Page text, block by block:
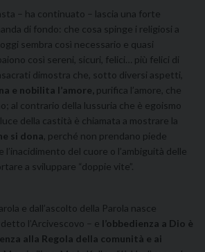
– ha continuato – lascia una forte
di fondo: che cosa spinge i religiosi a
sembra così necessario e quasi
così sereni, sicuri, felici… più felici di
dimostra che, sotto diversi aspetti,
e nobilita l’amore, purifica l’amore, che
al contrario della lussuria che è egoismo
della castità è chiamata a mostrare la
si dona , perché non prendano piede
del cuore o l’ambiguità delle
a sviluppare “doppie vite”.
e dall’ascolto della Parola nasce
l’Arcivescovo – e l’obbedienza a Dio è
alla Regola della comunità e ai